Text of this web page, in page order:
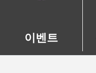
이벤트